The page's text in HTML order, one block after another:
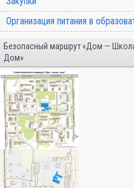
Безопасный маршрут «Дом —
Дом»